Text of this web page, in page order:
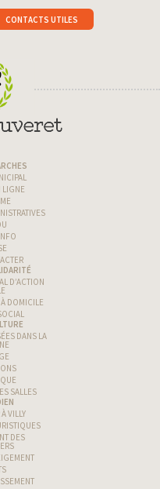
CONTACTS UTILES
LIGNE
D’ACTION
DOMICILE
DANS LA
SALLES
VILLY
DES